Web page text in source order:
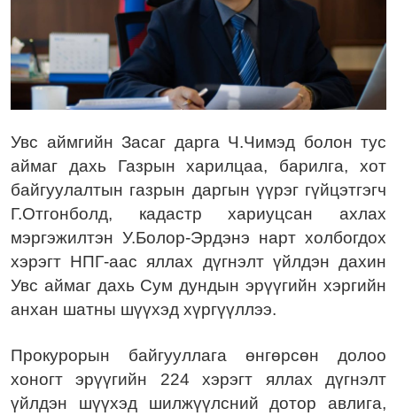
Увс аймгийн Засаг дарга Ч.Чимэд болон тус
аймаг дахь Газрын харилцаа, барилга, хот
байгуулалтын газрын даргын үүрэг гүйцэтгэгч
Г.Отгонболд, кадастр хариуцсан ахлах
мэргэжилтэн У.Болор-Эрдэнэ нарт холбогдох
хэрэгт НПГ-аас яллах дүгнэлт үйлдэн дахин
Увс аймаг дахь Сум дундын эрүүгийн хэргийн
анхан шатны шүүхэд хүргүүллээ.
Прокурорын байгууллага өнгөрсөн долоо
хоногт эрүүгийн 224 хэрэгт яллах дүгнэлт
үйлдэн шүүхэд шилжүүлсний дотор авлига,